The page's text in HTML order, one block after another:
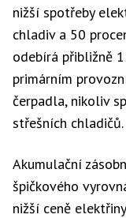
nižší spotřeby
chladiv a 50
odebírá přibližně
primárním
čerpadla, nikoliv
střešních chladičů.
Akumulační
špičkového
nižší ceně